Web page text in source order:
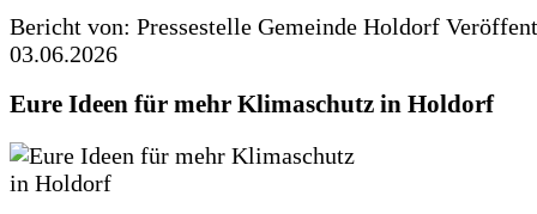
Bericht von: Pressestelle Gemeinde Holdorf
03.06.2026
Eure Ideen für mehr Klimaschutz in Holdorf